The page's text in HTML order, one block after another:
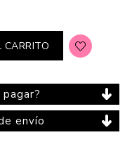
CARRITO
envío